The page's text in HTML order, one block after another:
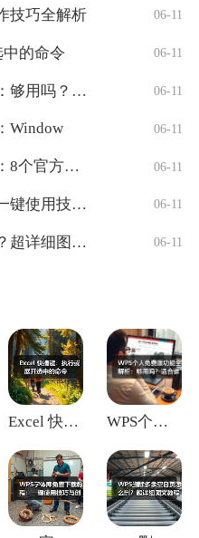
技巧全解析 06-11
的命令 06-11
WPS个人免费版功能全解析：够用吗？适合 06-11
Window 06-11
WPS会员免费领取终极攻略：8个官方认证 06-11
WPS字体库免费下载教程：一键使用技巧与 06-11
WPS删除多余空白页怎么删？超详细图文教 06-11
Excel 快捷键：执行或展开选中的命令 WPS个人免费版功能全解析：够用吗？适合